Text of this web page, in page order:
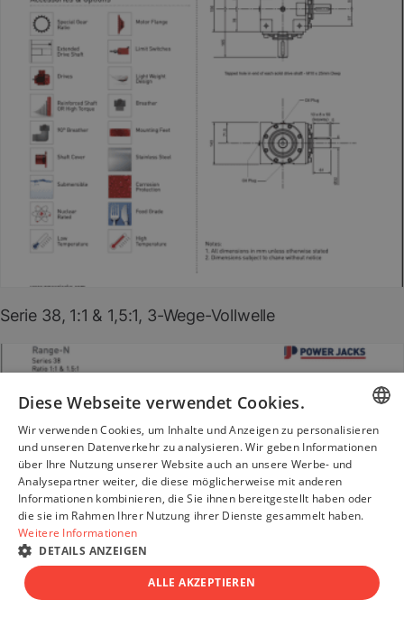
PDF herunterladen(EN)
Serie 38, 1:1 & 1,5:1, 3-Wege-Vollwelle
ENGLISH
GERMAN
FRENCH
SPANISH
CHINESE (SIMPLIFIED)
Diese Webseite verwendet Cookies.
Wir verwenden Cookies, um Inhalte und Anzeigen zu personalisieren
und unseren Datenverkehr zu analysieren. Wir geben Informationen
über Ihre Nutzung unserer Website auch an unsere Werbe- und
Analysepartner weiter, die diese möglicherweise mit anderen
Informationen kombinieren, die Sie ihnen bereitgestellt haben oder
die sie im Rahmen Ihrer Nutzung ihrer Dienste gesammelt haben.
Weitere Informationen
DETAILS ANZEIGEN
ALLE AKZEPTIEREN